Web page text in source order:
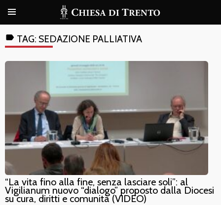
label TAG: SEDAZIONE PALLIATIVA
“La vita fino alla fine, senza lasciare soli”: al
Vigilianum nuovo “dialogo” proposto dalla Diocesi
su cura, diritti e comunità (VIDEO)